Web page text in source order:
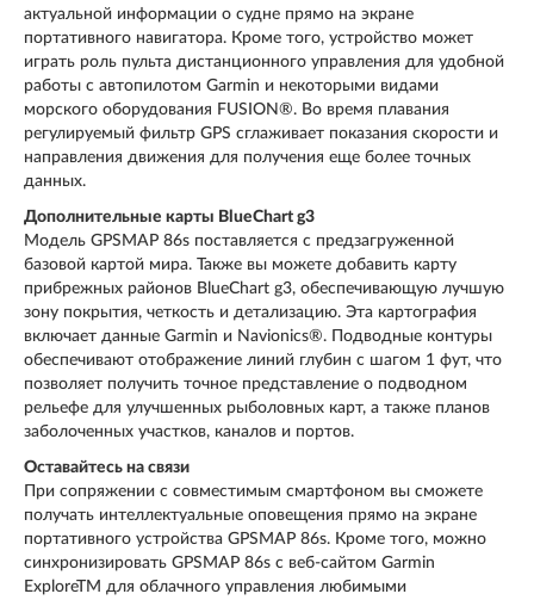
актуальной информации о судне прямо на экране
портативного навигатора. Кроме того, устройство может
играть роль пульта дистанционного управления для удобной
работы с автопилотом Garmin и некоторыми видами
морского оборудования FUSION®. Во время плавания
регулируемый фильтр GPS сглаживает показания скорости и
направления движения для получения еще более точных
данных.
Дополнительные карты BlueChart g3
Модель GPSMAP 86s поставляется с предзагруженной
базовой картой мира. Также вы можете добавить карту
прибрежных районов BlueChart g3, обеспечивающую лучшую
зону покрытия, четкость и детализацию. Эта картография
включает данные Garmin и Navionics®. Подводные контуры
обеспечивают отображение линий глубин с шагом 1 фут, что
позволяет получить точное представление о подводном
рельефе для улучшенных рыболовных карт, а также планов
заболоченных участков, каналов и портов.
Оставайтесь на связи
При сопряжении с совместимым смартфоном вы сможете
получать интеллектуальные оповещения прямо на экране
портативного устройства GPSMAP 86s. Кроме того, можно
синхронизировать GPSMAP 86s с веб-сайтом Garmin
ExploreTM для облачного управления любимыми